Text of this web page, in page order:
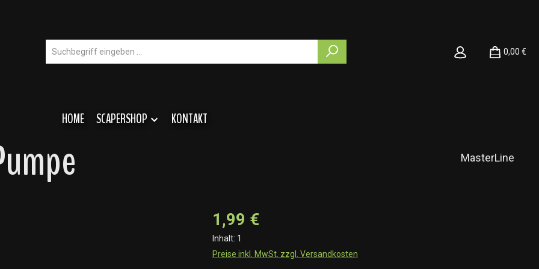
0,00 €
HOME SCAPERSHOP KONTAKT
MasterLine
1,99 €
Inhalt: 1
Preise inkl. MwSt. zzgl. Versandkosten